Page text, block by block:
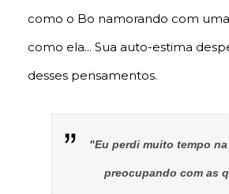
como o Bo namorando com
como ela... Sua auto-estima
desses pensamentos.
"Eu perdi muito tempo
preocupando com as